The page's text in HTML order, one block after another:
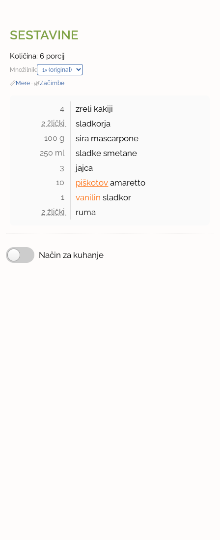
SESTAVINE
Količina: 6 porcij
Množilnik:
📏Mere · 🌿Začimbe
4 zreli kakiji
2 žlički sladkorja
100 g sira mascarpone
250 ml sladke smetane
3 jajca
10 piškotov amaretto
1 vanilin sladkor
2 žlički ruma
Način za kuhanje